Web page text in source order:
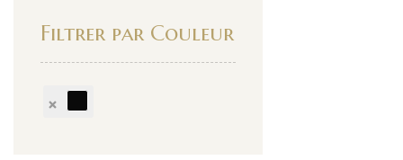
Filtrer par Couleur